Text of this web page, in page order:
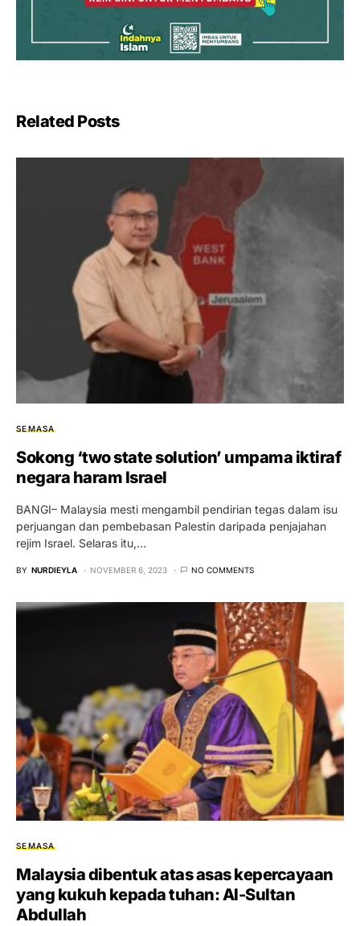
Related Posts
SEMASA
Sokong ‘two state solution’ umpama iktiraf
negara haram Israel
BANGI– Malaysia mesti mengambil pendirian tegas dalam isu
perjuangan dan pembebasan Palestin daripada penjajahan
rejim Israel. Selaras itu,…
BY NURDIEYLA NOVEMBER 6, 2023 NO COMMENTS
SEMASA
Malaysia dibentuk atas asas kepercayaan
yang kukuh kepada tuhan: Al-Sultan
Abdullah